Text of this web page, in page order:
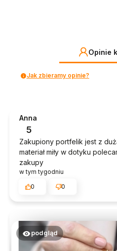
Opinie
Jak zbieramy opinie?
Anna
5
Zakupiony portfelik jest z
materiał miły w dotyku
zakupy
w tym tygodniu
0
0
podgląd